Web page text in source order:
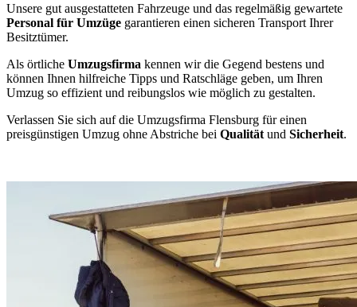
Unsere gut ausgestatteten Fahrzeuge und das regelmäßig gewartete
Personal für Umzüge garantieren einen sicheren Transport Ihrer
Besitztümer.
Als örtliche Umzugsfirma kennen wir die Gegend bestens und
können Ihnen hilfreiche Tipps und Ratschläge geben, um Ihren
Umzug so effizient und reibungslos wie möglich zu gestalten.
Verlassen Sie sich auf die Umzugsfirma Flensburg für einen
preisgünstigen Umzug ohne Abstriche bei Qualität und Sicherheit.